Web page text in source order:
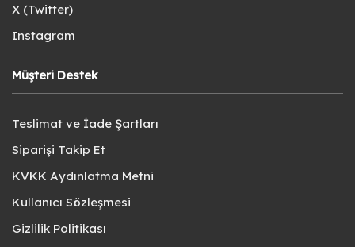
X (Twitter)
Instagram
Müşteri Destek
Teslimat ve İade Şartları
Siparişi Takip Et
KVKK Aydınlatma Metni
Kullanıcı Sözleşmesi
Gizlilik Politikası